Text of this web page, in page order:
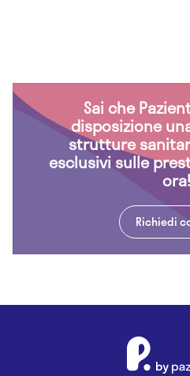
Sai che
disposizione
strutture
esclusivi sulle
ora!
Richiedi